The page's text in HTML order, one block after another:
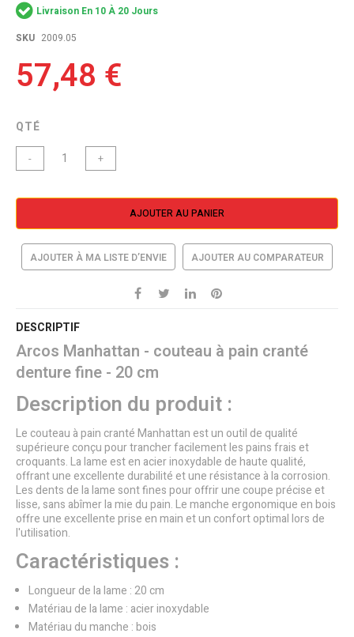
imagesLivraison En 10 À 20 Jours
SKU 2009.05
57,48 €
QTÉ
- +
AJOUTER AU PANIER
AJOUTER À MA LISTE D’ENVIE AJOUTER AU COMPARATEUR
DESCRIPTIF
Arcos Manhattan - couteau à pain cranté
denture fine - 20 cm
Description du produit :
Le couteau à pain cranté Manhattan est un outil de qualité
supérieure conçu pour trancher facilement les pains frais et
croquants. La lame est en acier inoxydable de haute qualité,
offrant une excellente durabilité et une résistance à la corrosion.
Les dents de la lame sont fines pour offrir une coupe précise et
lisse, sans abîmer la mie du pain. Le manche ergonomique en bois
offre une excellente prise en main et un confort optimal lors de
l'utilisation.
Caractéristiques :
Longueur de la lame : 20 cm
Matériau de la lame : acier inoxydable
Matériau du manche : bois